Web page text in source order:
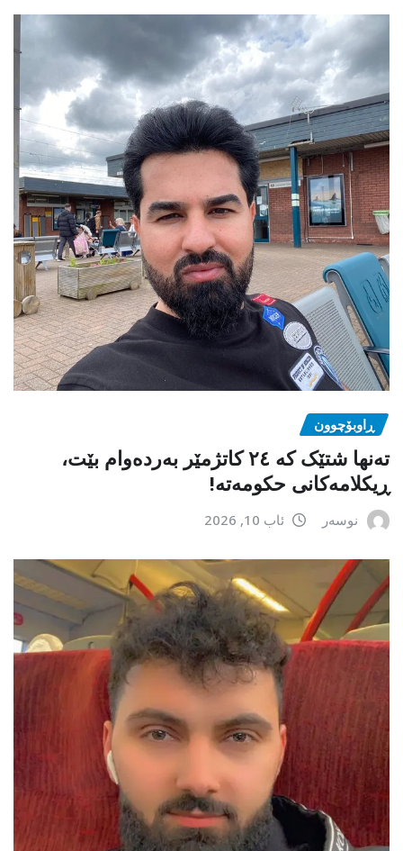
ڕاوبۆچوون
تەنها شتێک کە ٢٤ کاتژمێر بەردەوام بێت،
ڕیکلامەکانی حکومەتە!
نوسەر ئاب 10, 2026